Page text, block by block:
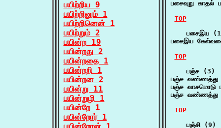
பயிற்றிய 9
பயிற்றினும் 1
பயிற்றினென் 1
பயிற்றும் 2
பயின்ற 19
பயின்றது 2
பயின்றதை 1
பயின்றறி 1
பயின்றன 2
பயின்று 11
பயின்றுழி 1
பயின்றே 1
பயின்றோர் 1
பசைவுறு
TOP
பசைஇய
பசைஇய
TOP
    பஞ்ச (3)
பஞ்ச வண்ணத்து
பஞ்ச வாசமொடு
பஞ்ச வண்ணத்து
TOP
    பஞ்சி (9)